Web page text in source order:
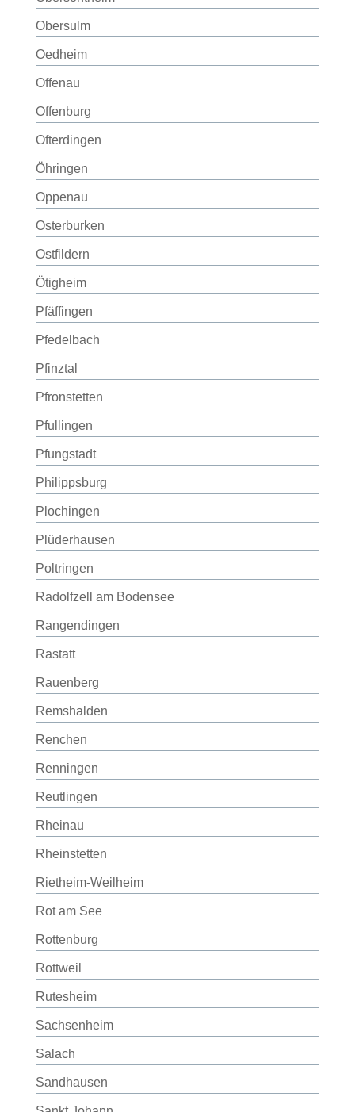
Obersulm
Oedheim
Offenau
Offenburg
Ofterdingen
Öhringen
Oppenau
Osterburken
Ostfildern
Ötigheim
Pfäffingen
Pfedelbach
Pfinztal
Pfronstetten
Pfullingen
Pfungstadt
Philippsburg
Plochingen
Plüderhausen
Poltringen
Radolfzell am Bodensee
Rangendingen
Rastatt
Rauenberg
Remshalden
Renchen
Renningen
Reutlingen
Rheinau
Rheinstetten
Rietheim-Weilheim
Rot am See
Rottenburg
Rottweil
Rutesheim
Sachsenheim
Salach
Sandhausen